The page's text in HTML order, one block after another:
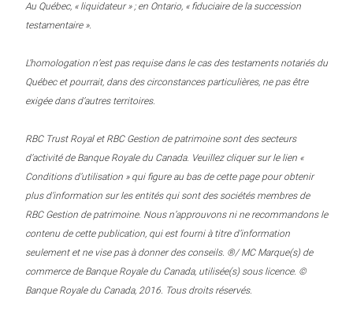
Au Québec, « liquidateur » ; en Ontario, « fiduciaire de la succession
testamentaire ».
L’homologation n’est pas requise dans le cas des testaments notariés du
Québec et pourrait, dans des circonstances particulières, ne pas être
exigée dans d’autres territoires.
RBC Trust Royal et RBC Gestion de patrimoine sont des secteurs
d’activité de Banque Royale du Canada. Veuillez cliquer sur le lien «
Conditions d’utilisation » qui figure au bas de cette page pour obtenir
plus d’information sur les entités qui sont des sociétés membres de
RBC Gestion de patrimoine. Nous n’approuvons ni ne recommandons le
contenu de cette publication, qui est fourni à titre d’information
seulement et ne vise pas à donner des conseils. ®/ MC Marque(s) de
commerce de Banque Royale du Canada, utilisée(s) sous licence. ©
Banque Royale du Canada, 2016. Tous droits réservés.